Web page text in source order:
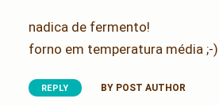
nadica de fermento!
forno em temperatura média ;-)
REPLY BY POST AUTHOR